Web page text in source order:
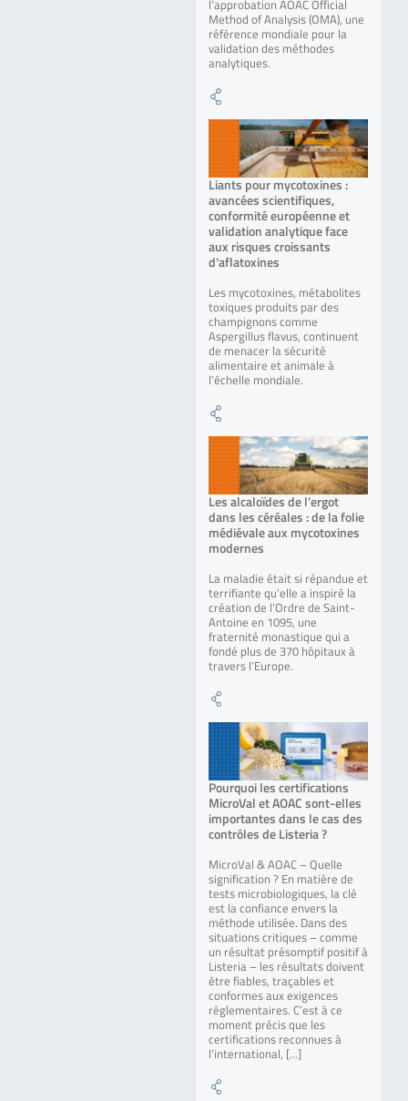
l’approbation AOAC Official
Method of Analysis (OMA), une
référence mondiale pour la
validation des méthodes
analytiques.
Liants pour mycotoxines :
avancées scientifiques,
conformité européenne et
validation analytique face
aux risques croissants
d’aflatoxines
Les mycotoxines, métabolites
toxiques produits par des
champignons comme
Aspergillus flavus, continuent
de menacer la sécurité
alimentaire et animale à
l’échelle mondiale.
Les alcaloïdes de l’ergot
dans les céréales : de la folie
médiévale aux mycotoxines
modernes
La maladie était si répandue et
terrifiante qu’elle a inspiré la
création de l’Ordre de Saint-
Antoine en 1095, une
fraternité monastique qui a
fondé plus de 370 hôpitaux à
travers l’Europe.
Pourquoi les certifications
MicroVal et AOAC sont-elles
importantes dans le cas des
contrôles de Listeria ?
MicroVal & AOAC – Quelle
signification ? En matière de
tests microbiologiques, la clé
est la confiance envers la
méthode utilisée. Dans des
situations critiques – comme
un résultat présomptif positif à
Listeria – les résultats doivent
être fiables, traçables et
conformes aux exigences
réglementaires. C’est à ce
moment précis que les
certifications reconnues à
l’international, […]